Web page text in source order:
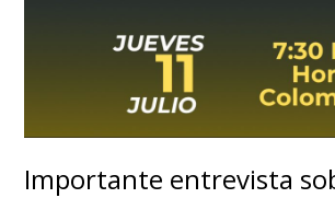
Importante entrevista